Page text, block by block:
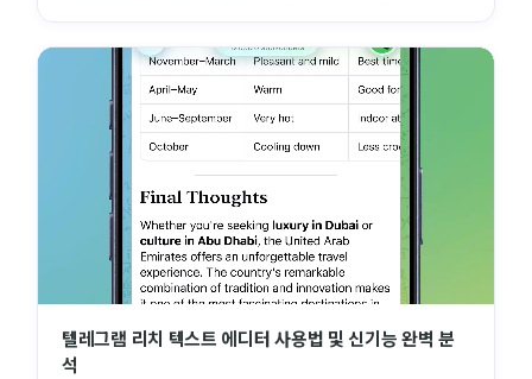
텔레그램 리치 텍스트 에디터 사용법 및 신기능 완벽 분
석